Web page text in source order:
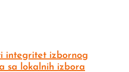
integritet izbornog
sa lokalnih izbora